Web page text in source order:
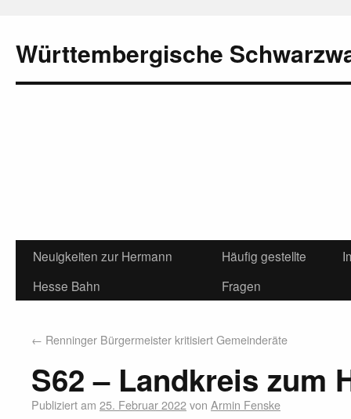
Württembergische
Neuigkeiten zur Hermann
Hesse Bahn
Häufig gestellte
Fragen
← Renninger Bürgermeister kritisiert Gemeinderäte
S62 – Landkreis zum
Publiziert am 25. Februar 2022von Armin Fenske